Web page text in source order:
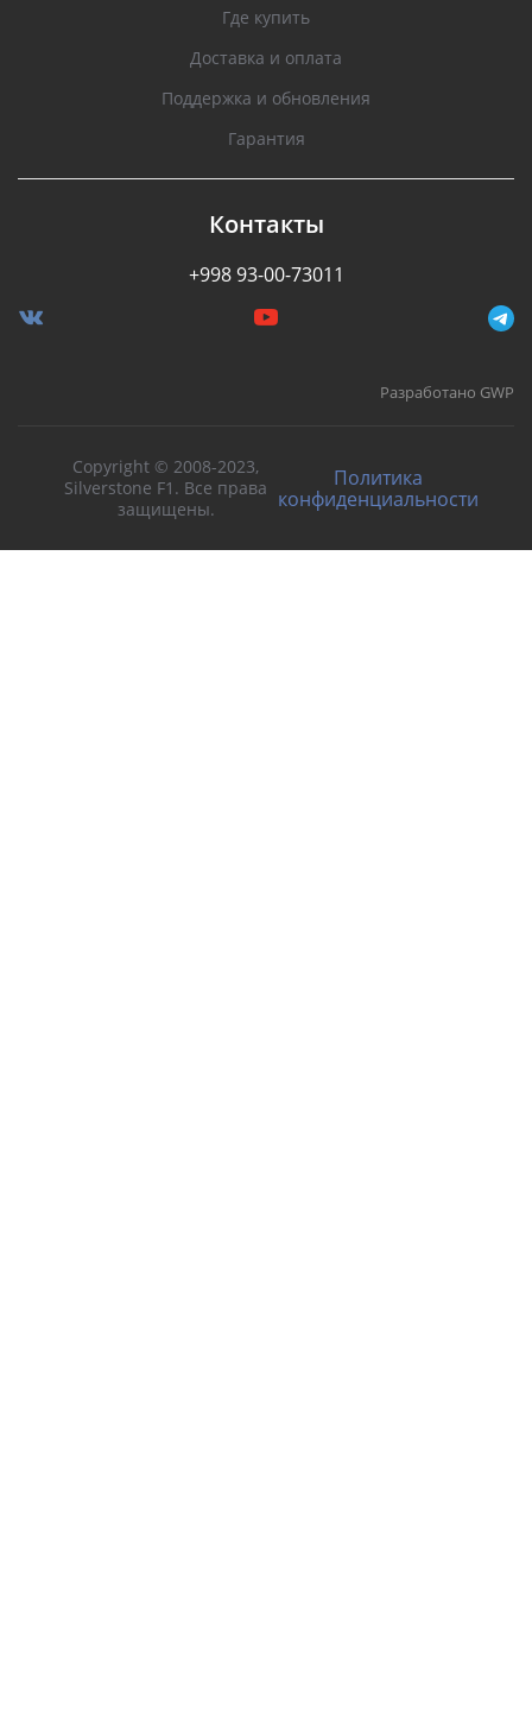
Где купить
Доставка и оплата
Поддержка и обновления
Гарантия
Контакты
+998 93-00-73011
Разработано GWP
Copyright © 2008-2023,
Silverstone F1. Все права
защищены.
Политика
конфиденциальности